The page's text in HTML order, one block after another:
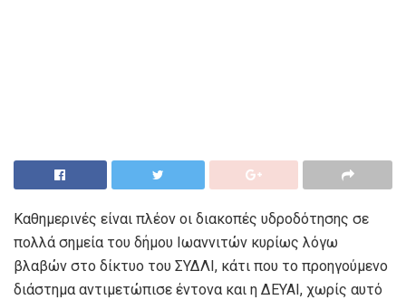
Καθημερινές είναι πλέον οι διακοπές υδροδότησης σε
πολλά σημεία του δήμου Ιωαννιτών κυρίως λόγω
βλαβών στο δίκτυο του ΣΥΔΛΙ, κάτι που το προηγούμενο
διάστημα αντιμετώπισε έντονα και η ΔΕΥΑΙ, χωρίς αυτό